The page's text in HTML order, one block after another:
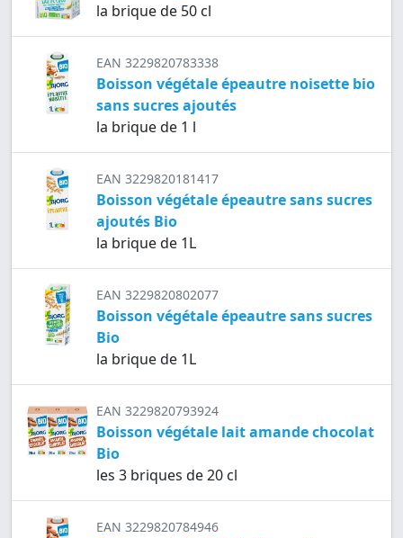
la brique de 50 cl
EAN 3229820783338
Boisson végétale épeautre noisette bio
sans sucres ajoutés
la brique de 1 l
EAN 3229820181417
Boisson végétale épeautre sans sucres
ajoutés Bio
la brique de 1L
EAN 3229820802077
Boisson végétale épeautre sans sucres
Bio
la brique de 1L
EAN 3229820793924
Boisson végétale lait amande chocolat
Bio
les 3 briques de 20 cl
EAN 3229820784946